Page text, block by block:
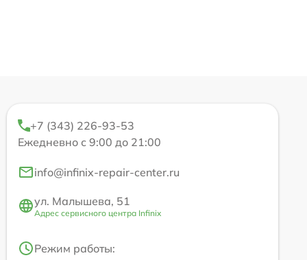
+7 (343) 226-93-53
Ежедневно с 9:00 до 21:00
info@infinix-repair-center.ru
ул. Малышева, 51
Адрес сервисного центра Infinix
Режим работы: